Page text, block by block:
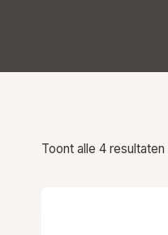
Toont alle 4 resultaten